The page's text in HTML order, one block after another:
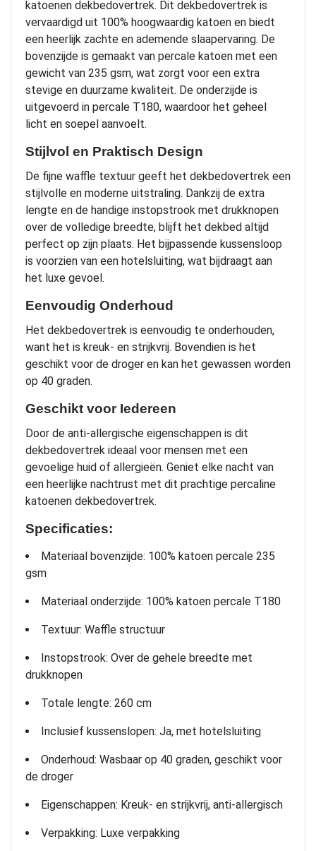
katoenen dekbedovertrek. Dit dekbedovertrek is
vervaardigd uit 100% hoogwaardig katoen en biedt
een heerlijk zachte en ademende slaapervaring. De
bovenzijde is gemaakt van percale katoen met een
gewicht van 235 gsm, wat zorgt voor een extra
stevige en duurzame kwaliteit. De onderzijde is
uitgevoerd in percale T180, waardoor het geheel
licht en soepel aanvoelt.
Stijlvol en Praktisch Design
De fijne waffle textuur geeft het dekbedovertrek een
stijlvolle en moderne uitstraling. Dankzij de extra
lengte en de handige instopstrook met drukknopen
over de volledige breedte, blijft het dekbed altijd
perfect op zijn plaats. Het bijpassende kussensloop
is voorzien van een hotelsluiting, wat bijdraagt aan
het luxe gevoel.
Eenvoudig Onderhoud
Het dekbedovertrek is eenvoudig te onderhouden,
want het is kreuk- en strijkvrij. Bovendien is het
geschikt voor de droger en kan het gewassen worden
op 40 graden.
Geschikt voor Iedereen
Door de anti-allergische eigenschappen is dit
dekbedovertrek ideaal voor mensen met een
gevoelige huid of allergieën. Geniet elke nacht van
een heerlijke nachtrust met dit prachtige percaline
katoenen dekbedovertrek.
Specificaties:
Materiaal bovenzijde: 100% katoen percale 235
gsm
Materiaal onderzijde: 100% katoen percale T180
Textuur: Waffle structuur
Instopstrook: Over de gehele breedte met
drukknopen
Totale lengte: 260 cm
Inclusief kussenslopen: Ja, met hotelsluiting
Onderhoud: Wasbaar op 40 graden, geschikt voor
de droger
Eigenschappen: Kreuk- en strijkvrij, anti-allergisch
Verpakking: Luxe verpakking